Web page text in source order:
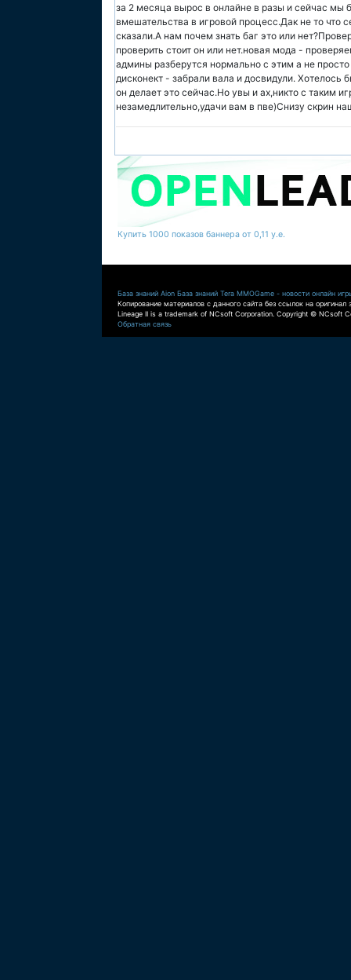
за 2 месяца вырос в онлайне в разы и сейчас мы
вмешательства в игровой процесс.Дак не то что
сказали.А нам почем знать баг это или
проверить стоит он или нет.новая мода -
админы разберутся нормально с этим а не
дисконект - забрали вала и досвидули.
он делает это сейчас.Но увы и ах,никто с таким
незамедлительно,удачи вам в пве)Снизу скрин
Купить 1000 показов баннера от 0,11 у.е.
База знаний Aion База знаний Tera MMOGame - новости онлайн
Копирование материалов с данного сайта без ссылок на оригинал
Lineage II is a trademark of NCsoft Corporation. Copyright © NCsoft
Обратная связь